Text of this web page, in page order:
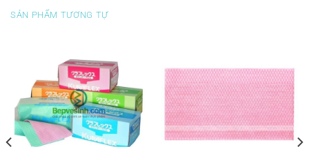
SẢN PHẨM TƯƠNG TỰ